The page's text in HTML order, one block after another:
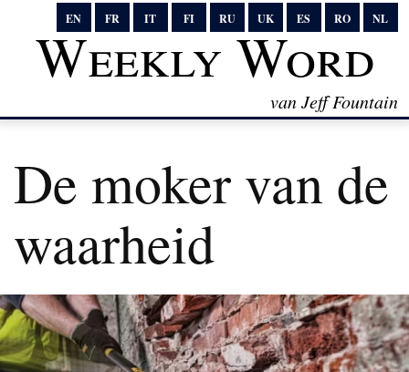
EN FR IT FI RU UK ES RO NL
Weekly Word
van Jeff Fountain
De moker van de
waarheid